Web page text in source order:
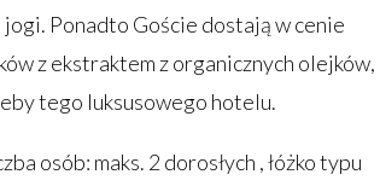
Ponadto Goście dostają w cenie
z ekstraktem z organicznych olejków,
tego luksusowego hotelu.
osób: maks. 2 dorosłych , łóżko typu